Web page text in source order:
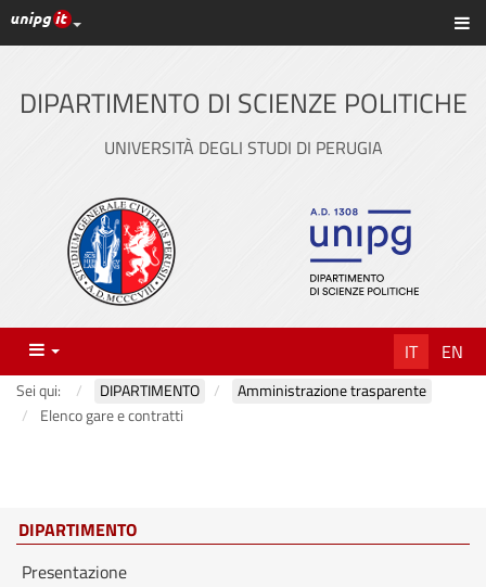
Vai
al
principale
Link ai principali servizi web di Ateneo
DIPARTIMENTO DI SCIENZE POLITICHE
UNIVERSITÀ DEGLI STUDI DI PERUGIA
Menu IT EN
Sei qui: DIPARTIMENTO
Amministrazione trasparente
Elenco gare e contratti
DIPARTIMENTO
Presentazione